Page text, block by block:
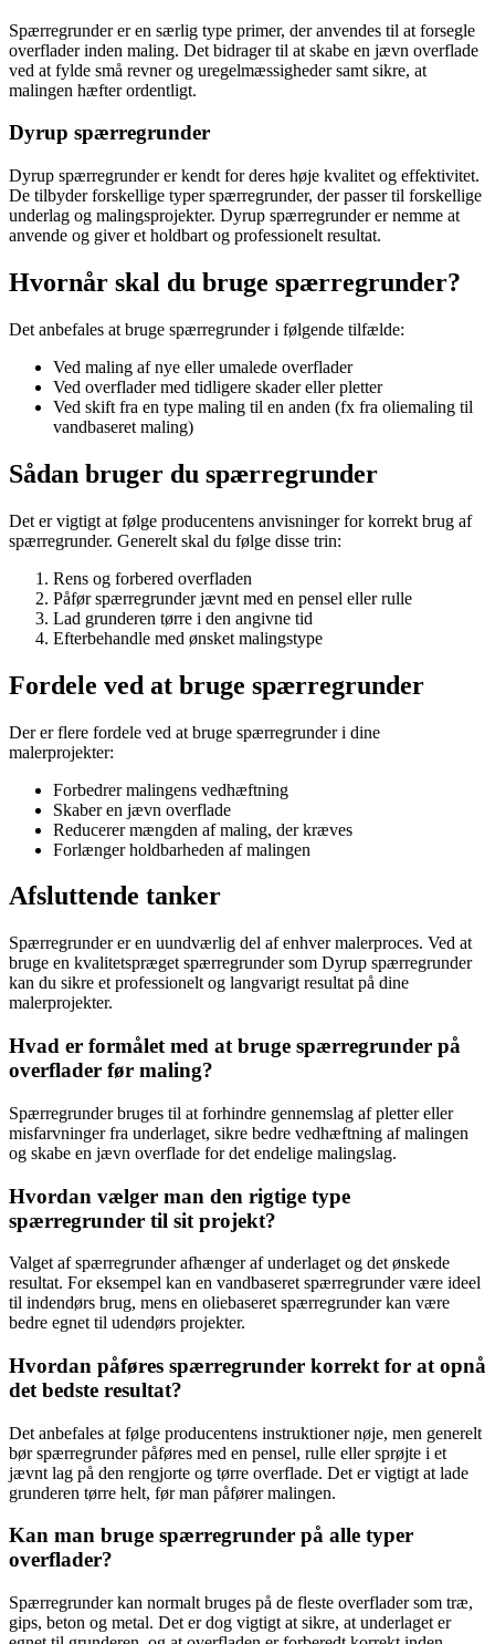
Spærregrunder er en særlig type primer, der anvendes til at forsegle
overflader inden maling. Det bidrager til at skabe en jævn overflade
ved at fylde små revner og uregelmæssigheder samt sikre, at
malingen hæfter ordentligt.
Dyrup spærregrunder
Dyrup spærregrunder er kendt for deres høje kvalitet og effektivitet.
De tilbyder forskellige typer spærregrunder, der passer til forskellige
underlag og malingsprojekter. Dyrup spærregrunder er nemme at
anvende og giver et holdbart og professionelt resultat.
Hvornår skal du bruge spærregrunder?
Det anbefales at bruge spærregrunder i følgende tilfælde:
Ved maling af nye eller umalede overflader
Ved overflader med tidligere skader eller pletter
Ved skift fra en type maling til en anden (fx fra oliemaling til
vandbaseret maling)
Sådan bruger du spærregrunder
Det er vigtigt at følge producentens anvisninger for korrekt brug af
spærregrunder. Generelt skal du følge disse trin:
Rens og forbered overfladen
Påfør spærregrunder jævnt med en pensel eller rulle
Lad grunderen tørre i den angivne tid
Efterbehandle med ønsket malingstype
Fordele ved at bruge spærregrunder
Der er flere fordele ved at bruge spærregrunder i dine
malerprojekter:
Forbedrer malingens vedhæftning
Skaber en jævn overflade
Reducerer mængden af maling, der kræves
Forlænger holdbarheden af ​​malingen
Afsluttende tanker
Spærregrunder er en uundværlig del af enhver malerproces. Ved at
bruge en kvalitetspræget spærregrunder som Dyrup spærregrunder
kan du sikre et professionelt og langvarigt resultat på dine
malerprojekter.
Hvad er formålet med at bruge spærregrunder på
overflader før maling?
Spærregrunder bruges til at forhindre gennemslag af pletter eller
misfarvninger fra underlaget, sikre bedre vedhæftning af malingen
og skabe en jævn overflade for det endelige malingslag.
Hvordan vælger man den rigtige type
spærregrunder til sit projekt?
Valget af spærregrunder afhænger af underlaget og det ønskede
resultat. For eksempel kan en vandbaseret spærregrunder være ideel
til indendørs brug, mens en oliebaseret spærregrunder kan være
bedre egnet til udendørs projekter.
Hvordan påføres spærregrunder korrekt for at opnå
det bedste resultat?
Det anbefales at følge producentens instruktioner nøje, men generelt
bør spærregrunder påføres med en pensel, rulle eller sprøjte i et
jævnt lag på den rengjorte og tørre overflade. Det er vigtigt at lade
grunderen tørre helt, før man påfører malingen.
Kan man bruge spærregrunder på alle typer
overflader?
Spærregrunder kan normalt bruges på de fleste overflader som træ,
gips, beton og metal. Det er dog vigtigt at sikre, at underlaget er